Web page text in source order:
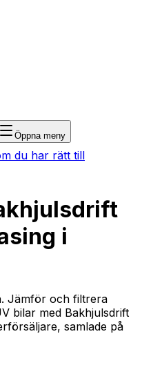
Öppna meny
du har rätt till
i
Jämför och filtrera
bilar med Bakhjulsdrift
samlade på